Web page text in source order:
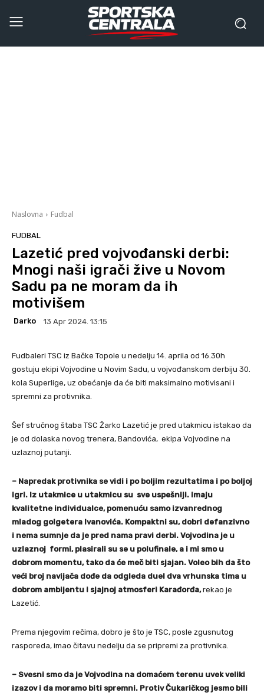
Naslovna Fudbal
FUDBAL
Lazetić pred vojvođanski derbi:
Mnogi naši igrači žive u Novom
Sadu pa ne moram da ih
motivišem
Darko 13 Apr 2024. 13:15
Fudbaleri TSC iz Bačke Topole u nedelju 14. aprila od 16.30h
gostuju ekipi Vojvodine u Novim Sadu, u vojvođanskom derbiju 30.
kola Superlige, uz obećanje da će biti maksimalno motivisani i
spremni za protivnika.
Šef stručnog štaba TSC Žarko Lazetić je pred utakmicu istakao da
je od dolaska novog trenera, Bandovića, ekipa Vojvodine na
uzlaznoj putanji.
– Napredak protivnika se vidi i po boljim rezultatima i po boljoj
igri. Iz utakmice u utakmicu su sve uspešniji. imaju
kvalitetne individualce, pomenuću samo izvanrednog
mladog golgetera Ivanovića. Kompaktni su, dobri defanzivno
i nema sumnje da je pred nama pravi derbi. Vojvodina je u
uzlaznoj formi, plasirali su se u polufinale, a i mi smo u
dobrom momentu, tako da će meč biti sjajan. Voleo bih da što
veći broj navijača dođe da odgleda duel dva vrhunska tima u
dobrom ambijentu i sjajnoj atmosferi Karađorđa,rekao je
Lazetić.
Prema njegovim rečima, dobro je što je TSC, posle zgusnutog
rasporeda, imao čitavu nedelju da se pripremi za protivnika.
– Svesni smo da je Vojvodina na domaćem terenu uvek veliki
izazov i da moramo biti spremni. Protiv Čukaričkog jesmo bili